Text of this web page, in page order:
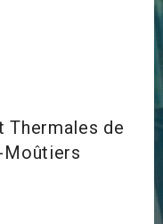
Thermales de
Moûtiers